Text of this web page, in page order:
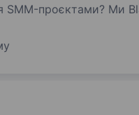
SMM-проєктами? Ми
дві SMM-агенції,